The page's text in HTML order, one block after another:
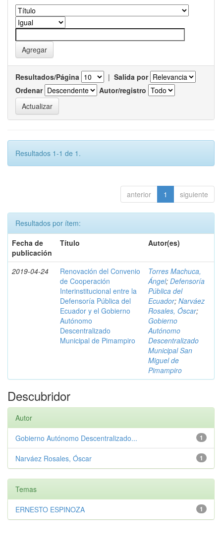
Resultados/Página | Salida por
Ordenar
Autor/registro
Resultados 1-1 de 1.
anterior 1 siguiente
Resultados por ítem:
Fecha de
publicación
Título Autor(es)
2019-04-24
Renovación del Convenio
de Cooperación
Interinstitucional entre la
Defensoría Pública del
Ecuador y el Gobierno
Autónomo
Descentralizado
Municipal de Pimampiro
Torres Machuca,
Ángel; Defensoría
Pública del
Ecuador; Narváez
Rosales, Óscar;
Gobierno
Autónomo
Descentralizado
Municipal San
Miguel de
Pimampiro
Descubridor
Autor
1
Gobierno Autónomo Descentralizado...
1
Narváez Rosales, Óscar
Temas
1
ERNESTO ESPINOZA